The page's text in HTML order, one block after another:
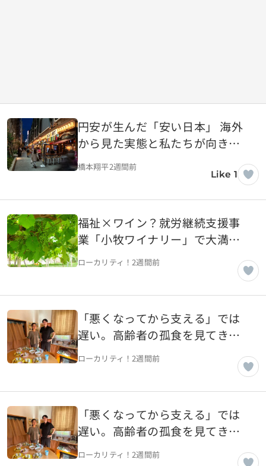
円安が生んだ「安い日本」 海外
から見た実態と私たちが向き合
うべき現実
橋本翔平2週間前
Like 1
福祉×ワイン？就労継続支援事
業「小牧ワイナリー」で大満足
ワイン試飲会 【愛知県小牧市】
ローカリティ！2週間前
「悪くなってから支える」では
遅い。高齢者の孤食を見てきた
介護のプロがつくる、世代を超
ローカリティ！2週間前
「悪くなってから支える」では
遅い。高齢者の孤食を見てきた
介護のプロがつくる、世代を超
ローカリティ！2週間前